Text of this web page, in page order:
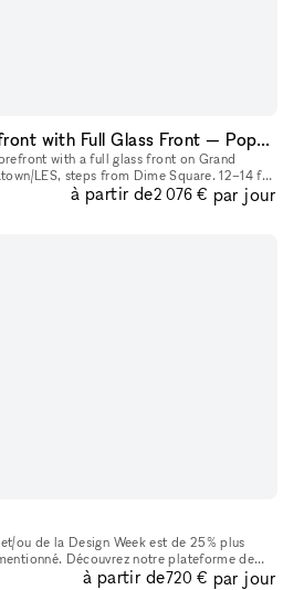
Ground-Floor Storefront with Full Glass Front — Pop-Ups, Events, Activations | Chinatown/LES
with a full glass front on Grand
LES, steps from Dime Square. 12–14 ft
lighting installed. A
à partir de2 076 € par jour
ou de la Design Week est de 25% plus
plateforme de
éphémères idéalement situés à Pa
à partir de720 € par jour